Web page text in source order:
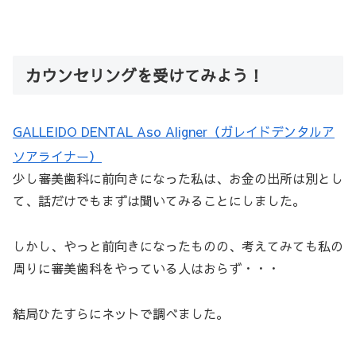
カウンセリングを受けてみよう！
GALLEIDO DENTAL Aso Aligner（ガレイドデンタルア
ソアライナー）
少し審美歯科に前向きになった私は、お金の出所は別とし
て、話だけでもまずは聞いてみることにしました。
しかし、やっと前向きになったものの、考えてみても私の
周りに審美歯科をやっている人はおらず・・・
結局ひたすらにネットで調べました。